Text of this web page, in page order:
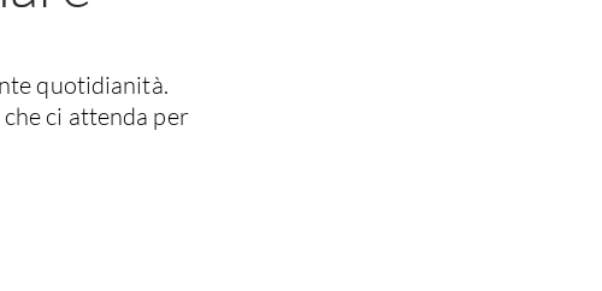
quotidianità.
ci attenda per